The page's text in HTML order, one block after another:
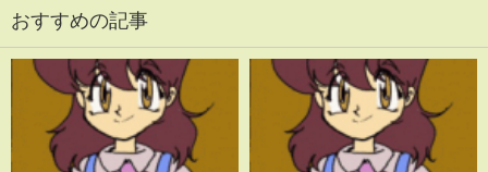
おすすめの記事